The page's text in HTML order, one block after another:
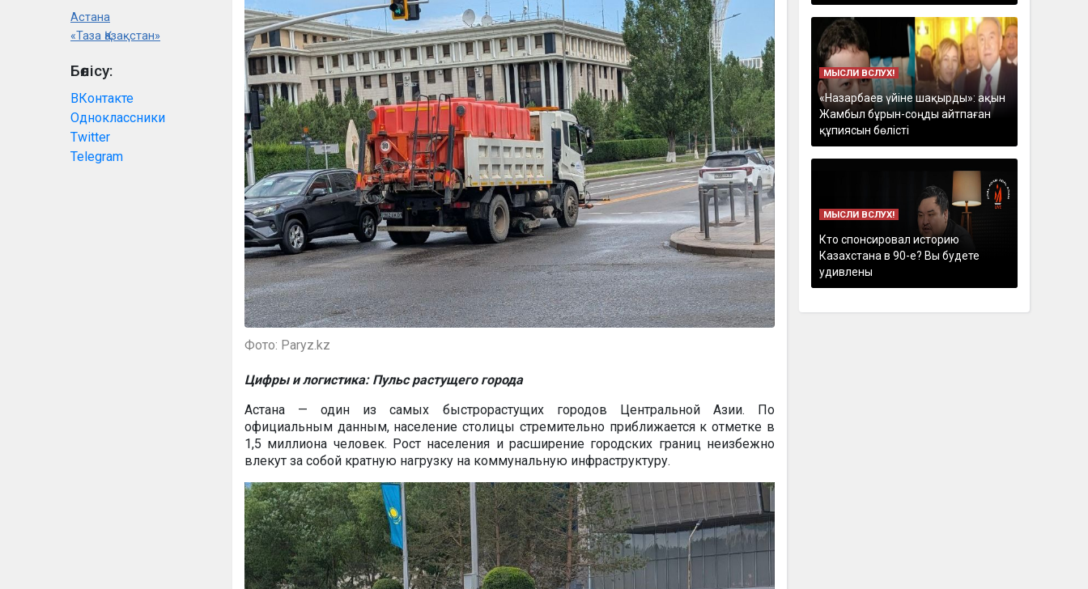
Астана
«Таза Қазақстан»
Бөлісу:
ВКонтакте
Одноклассники
Twitter
Telegram
Фото: Paryz.kz
Цифры и логистика: Пульс растущего города
Астана — один из самых быстрорастущих городов Центральной Азии. По
официальным данным, население столицы стремительно приближается к отметке в
1,5 миллиона человек. Рост населения и расширение городских границ неизбежно
влекут за собой кратную нагрузку на коммунальную инфраструктуру.
МЫСЛИ ВСЛУХ!
«Назарбаев үйіне шақырды»: ақын
Жамбыл бұрын-соңды айтпаған
құпиясын бөлісті
МЫСЛИ ВСЛУХ!
Кто спонсировал историю
Казахстана в 90-е? Вы будете
удивлены